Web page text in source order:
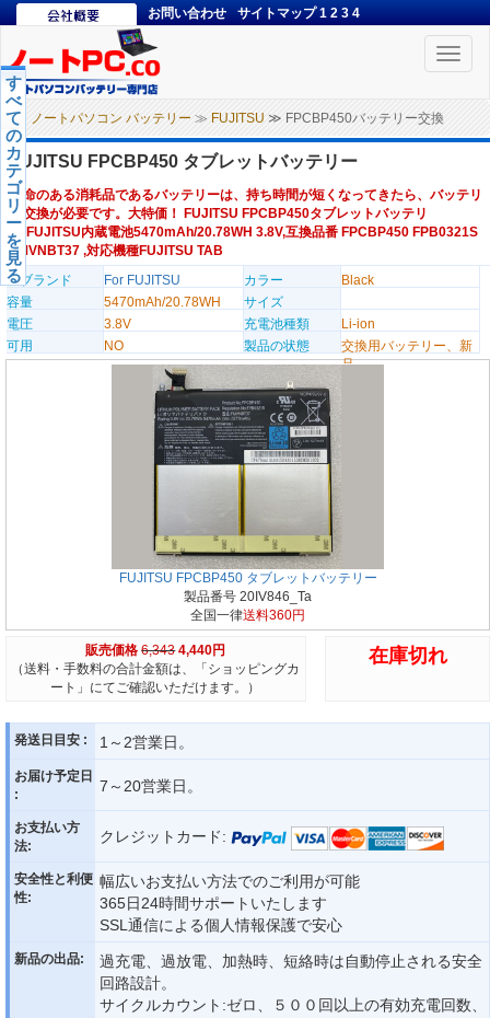
お問い合わせ サイトマップ 1 2 3 4
Toggle
ノートパソコン バッテリー ≫ FUJITSU ≫ FPCBP450バッテリー交換
す
べ
て
の
カ
テ
ゴ
リ
ー
を
見
る
FUJITSU FPCBP450 タブレットバッテリー
寿命のある消耗品であるバッテリーは、持ち時間が短くなってきたら、バッテリ
ー交換が必要です。大特価！ FUJITSU FPCBP450タブレットバッテリ
ー,FUJITSU内蔵電池5470mAh/20.78WH 3.8V,互換品番 FPCBP450 FPB0321S
FMVNBT37 ,対応機種FUJITSU TAB
のブランド
For FUJITSU カラー
Black
容量
5470mAh/20.78WH
サイズ
電圧
3.8V 充電池種類
Li-ion
可用
NO 製品の状態
交換用バッテリー、新
品
FUJITSU FPCBP450 タブレットバッテリー
製品番号 20IV846_Ta
全国一律送料360円
販売価格 6,343 4,440円
（送料・手数料の合計金額は、「ショッピングカ
ート」にてご確認いただけます。）
在庫切れ
発送日目安 : 1～2営業日。
お届け予定日
:
7～20営業日。
お支払い方
法:
クレジットカード:
安全性と利便
性:
幅広いお支払い方法でのご利用が可能
365日24時間サポートいたします
SSL通信による個人情報保護で安心
新品の出品:
過充電、過放電、加熱時、短絡時は自動停止される安全
回路設計。
サイクルカウント:ゼロ、５００回以上の有効充電回数、